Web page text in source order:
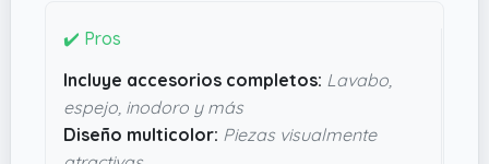
pieza sea visualmente atractiva y fácil de
identificar para los niños, sin convertirse en un lío.
Todo esto ayuda a que el juego de rol vaya más
✔️ Pros
Incluye accesorios completos: Lavabo,
espejo, inodoro y más
Diseño multicolor: Piezas visualmente